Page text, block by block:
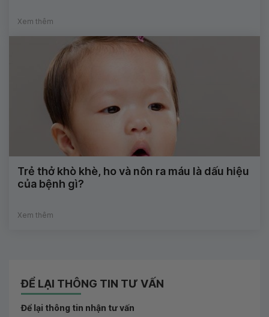
Xem thêm
Trẻ thở khò khè, ho và nôn ra máu là dấu hiệu
của bệnh gì?
Xem thêm
ĐỂ LẠI THÔNG TIN TƯ VẤN
Để lại thông tin nhận tư vấn